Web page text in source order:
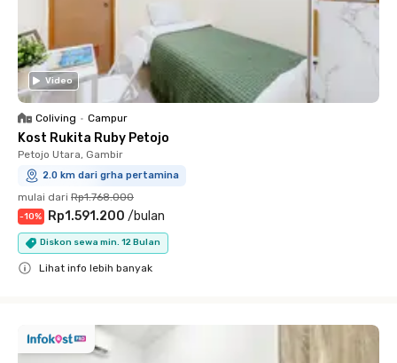
Video
Coliving • Campur
Kost Rukita Ruby Petojo
Petojo Utara, Gambir
2.0 km dari grha pertamina
mulai dari Rp1.768.000
-10% Rp1.591.200 /bulan
Diskon sewa min. 12 Bulan
Lihat info lebih banyak